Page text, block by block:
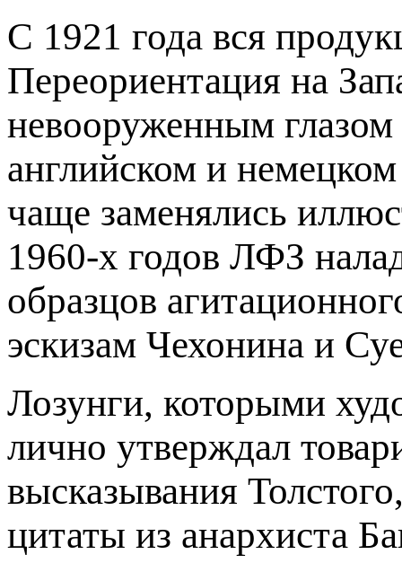
С 1921 года вся
Переориентация на
невооруженным глазом
английском и
чаще заменялись
1960-х годов ЛФЗ
образцов
эскизам Чехонина и
Лозунги, которыми
лично утверждал
высказывания
цитаты из анархиста